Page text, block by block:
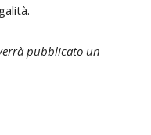
pubblicato un